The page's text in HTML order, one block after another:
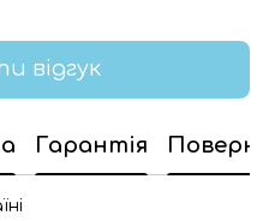
відгук
Гарантія